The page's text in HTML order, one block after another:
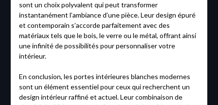
sont un choix polyvalent qui peut transformer
instantanément l’ambiance d’une pièce. Leur design épuré
et contemporain s’accorde parfaitement avec des
matériaux tels que le bois, le verre ou le métal, offrant ainsi
une infinité de possibilités pour personnaliser votre
intérieur.
En conclusion, les portes intérieures blanches modernes
sont un élément essentiel pour ceux qui recherchent un
design intérieur raffiné et actuel. Leur combinaison de